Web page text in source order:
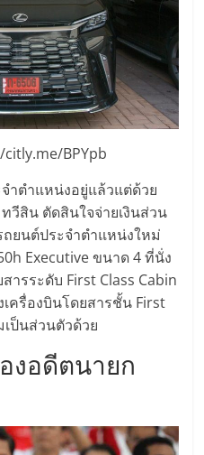
BPYpb
ำตำแหน่งอยู่แล้วแต่ด้วย
วีสิน ตัดสินใจจ่ายเงินส่วน
ยนต์ประจำตำแหน่งใหม่
Executive ขนาด 4 ที่นั่ง
รระดับ First Class Cabin
ครื่องบินโดยสารชั้น First
ป็นส่วนตัวด้วย
งอดีตนายก